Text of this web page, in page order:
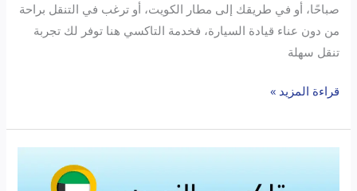
صباحًا، أو في طريقك إلى مطار الكويت، أو ترغب في التنقل براحة
من دون عناء قيادة السيارة، فخدمة التاكسي هنا توفر لك تجربة
تنقل سهلة
قراءة المزيد »